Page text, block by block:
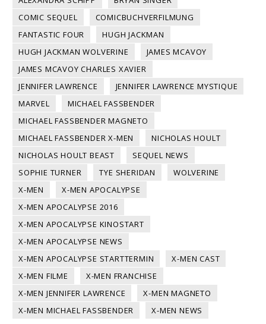
COMIC SEQUEL
COMICBUCHVERFILMUNG
FANTASTIC FOUR
HUGH JACKMAN
HUGH JACKMAN WOLVERINE
JAMES MCAVOY
JAMES MCAVOY CHARLES XAVIER
JENNIFER LAWRENCE
JENNIFER LAWRENCE MYSTIQUE
MARVEL
MICHAEL FASSBENDER
MICHAEL FASSBENDER MAGNETO
MICHAEL FASSBENDER X-MEN
NICHOLAS HOULT
NICHOLAS HOULT BEAST
SEQUEL NEWS
SOPHIE TURNER
TYE SHERIDAN
WOLVERINE
X-MEN
X-MEN APOCALYPSE
X-MEN APOCALYPSE 2016
X-MEN APOCALYPSE KINOSTART
X-MEN APOCALYPSE NEWS
X-MEN APOCALYPSE STARTTERMIN
X-MEN CAST
X-MEN FILME
X-MEN FRANCHISE
X-MEN JENNIFER LAWRENCE
X-MEN MAGNETO
X-MEN MICHAEL FASSBENDER
X-MEN NEWS